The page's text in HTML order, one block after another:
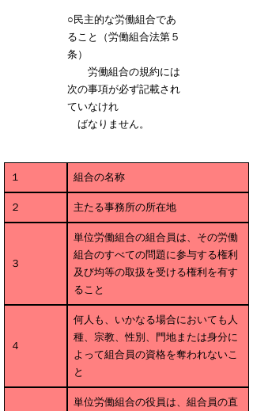
○民主的な労働組合であ
ること（労働組合法第５
条）
労働組合の規約には
次の事項が必ず記載され
ていなけれ
ばなりません。
１ 組合の名称
２ 主たる事務所の所在地
３
単位労働組合の組合員は、その労働
組合のすべての問題に参与する権利
及び均等の取扱を受ける権利を有す
ること
４
何人も、いかなる場合においても人
種、宗教、性別、門地または身分に
よって組合員の資格を奪われないこ
と
単位労働組合の役員は、組合員の直